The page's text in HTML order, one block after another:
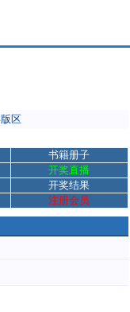
区
书籍册子
开奖直播
开奖结果
注册会员